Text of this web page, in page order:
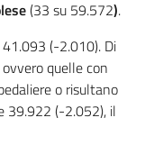
(33 su 59.572).
(-2.010). Di
ovvero quelle con
o risultano
39.922 (-2.052), il